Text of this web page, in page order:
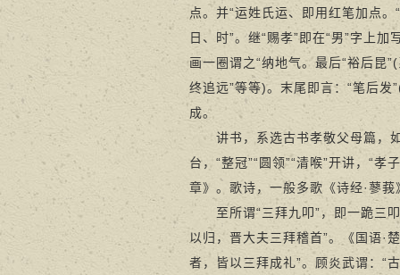
点。并“运姓氏运、即用红笔加点。
日、时”。继“赐孝”即在“男”字上
画一圈谓之“纳地气。最后“裕后昆
终追远”等等)。末尾即言：“笔后
成。
讲书，系选古书孝敬父母篇，如
台，“整冠”“圆领”“清喉”开讲，“
章》。歌诗，一般多歌《诗经·蓼
至所谓“三拜九叩”，即一跪三叩
以归，晋大夫三拜稽首”。《国语·
者，皆以三拜成礼”。顾炎武谓：“